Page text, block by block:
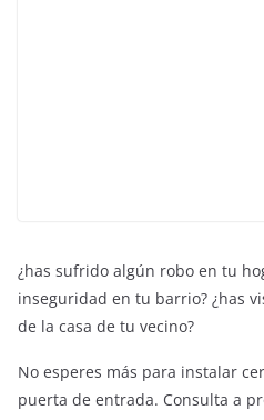
¿has sufrido algún robo en tu
inseguridad en tu barrio? ¿has
de la casa de tu vecino?
No esperes más para instalar
puerta de entrada. Consulta a